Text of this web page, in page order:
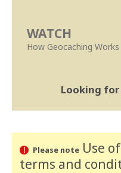
WATCH
How Geocaching Works
Looking
Please noteUse
terms and